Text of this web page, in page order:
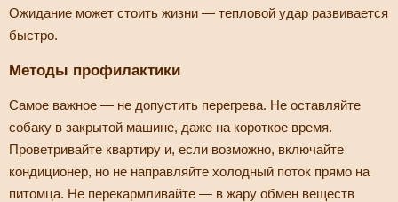
Ожидание может стоить жизни — тепловой удар развивается
быстро.
Методы профилактики
Самое важное — не допустить перегрева. Не оставляйте
собаку в закрытой машине, даже на короткое время.
Проветривайте квартиру и, если возможно, включайте
кондиционер, но не направляйте холодный поток прямо на
питомца. Не перекармливайте — в жару обмен веществ